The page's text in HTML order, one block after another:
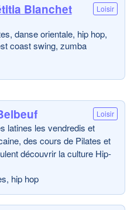
Blanchet Loisir
danse orientale, hip hop,
coast swing, zumba
Loisir
latines les vendredis et
des cours de Pilates et
découvrir la culture Hip-
hip hop